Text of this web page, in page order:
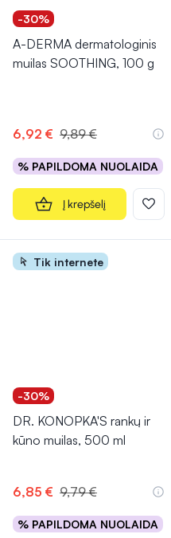
-30%
A-DERMA dermatologinis
muilas SOOTHING, 100 g
6,92 € 9,89 €
% PAPILDOMA NUOLAIDA
Į krepšelį
Tik internete
-30%
DR. KONOPKA'S rankų ir
kūno muilas, 500 ml
6,85 € 9,79 €
% PAPILDOMA NUOLAIDA